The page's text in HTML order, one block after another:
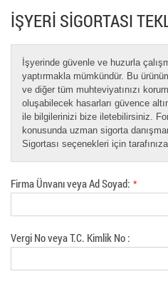
İŞYERİ SİGORTASI
İşyerinde güvenle ve huzurla
yaptırmakla mümkündür. Bu
ve diğer tüm muhteviyatınızı
oluşabilecek hasarları güvence
ile bilgilerinizi bize iletebilirsiniz.
konusunda uzman sigorta
Sigortası seçenekleri için
Firma Ünvanı veya Ad Soyad: *
Vergi No veya T.C. Kimlik No :